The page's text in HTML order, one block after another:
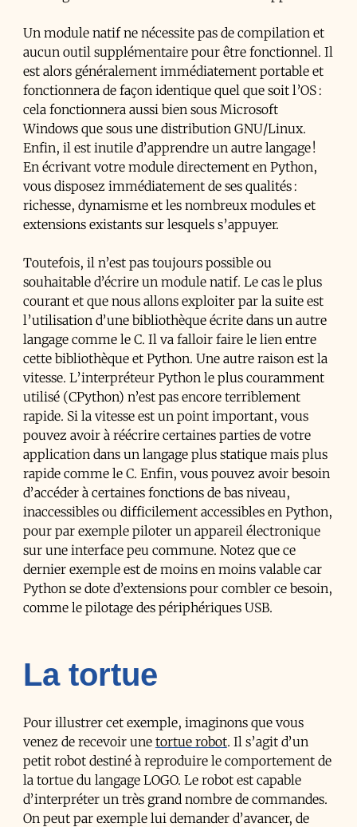
Un module natif ne nécessite pas de compilation et
aucun outil supplémentaire pour être fonctionnel. Il
est alors généralement immédiatement portable et
fonctionnera de façon identique quel que soit l’OS :
cela fonctionnera aussi bien sous Microsoft
Windows que sous une distribution GNU/Linux.
Enfin, il est inutile d’apprendre un autre langage !
En écrivant votre module directement en Python,
vous disposez immédiatement de ses qualités :
richesse, dynamisme et les nombreux modules et
extensions existants sur lesquels s’appuyer.
Toutefois, il n’est pas toujours possible ou
souhaitable d’écrire un module natif. Le cas le plus
courant et que nous allons exploiter par la suite est
l’utilisation d’une bibliothèque écrite dans un autre
langage comme le C. Il va falloir faire le lien entre
cette bibliothèque et Python. Une autre raison est la
vitesse. L’interpréteur Python le plus couramment
utilisé (CPython) n’est pas encore terriblement
rapide. Si la vitesse est un point important, vous
pouvez avoir à réécrire certaines parties de votre
application dans un langage plus statique mais plus
rapide comme le C. Enfin, vous pouvez avoir besoin
d’accéder à certaines fonctions de bas niveau,
inaccessibles ou difficilement accessibles en Python,
pour par exemple piloter un appareil électronique
sur une interface peu commune. Notez que ce
dernier exemple est de moins en moins valable car
Python se dote d’extensions pour combler ce besoin,
comme le pilotage des périphériques USB.
La tortue
Pour illustrer cet exemple, imaginons que vous
venez de recevoir une tortue robot. Il s’agit d’un
petit robot destiné à reproduire le comportement de
la tortue du langage LOGO. Le robot est capable
d’interpréter un très grand nombre de commandes.
On peut par exemple lui demander d’avancer, de